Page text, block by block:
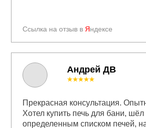
Ссылка на отзыв в Яндексе
Андрей ДВ
★★★★★
Прекрасная консультация.
Хотел купить печь для бани, шёл
определенным списком печей,